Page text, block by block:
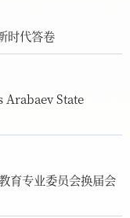
时代答卷
State
育专业委员会换届会